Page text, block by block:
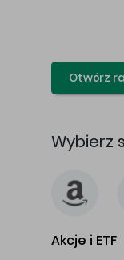
Otwórz
Wybierz
Akcje i ETF